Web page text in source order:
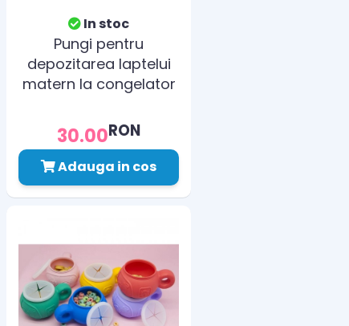
In stoc
Pungi pentru
depozitarea laptelui
matern la congelator
30.00RON
Adauga in cos